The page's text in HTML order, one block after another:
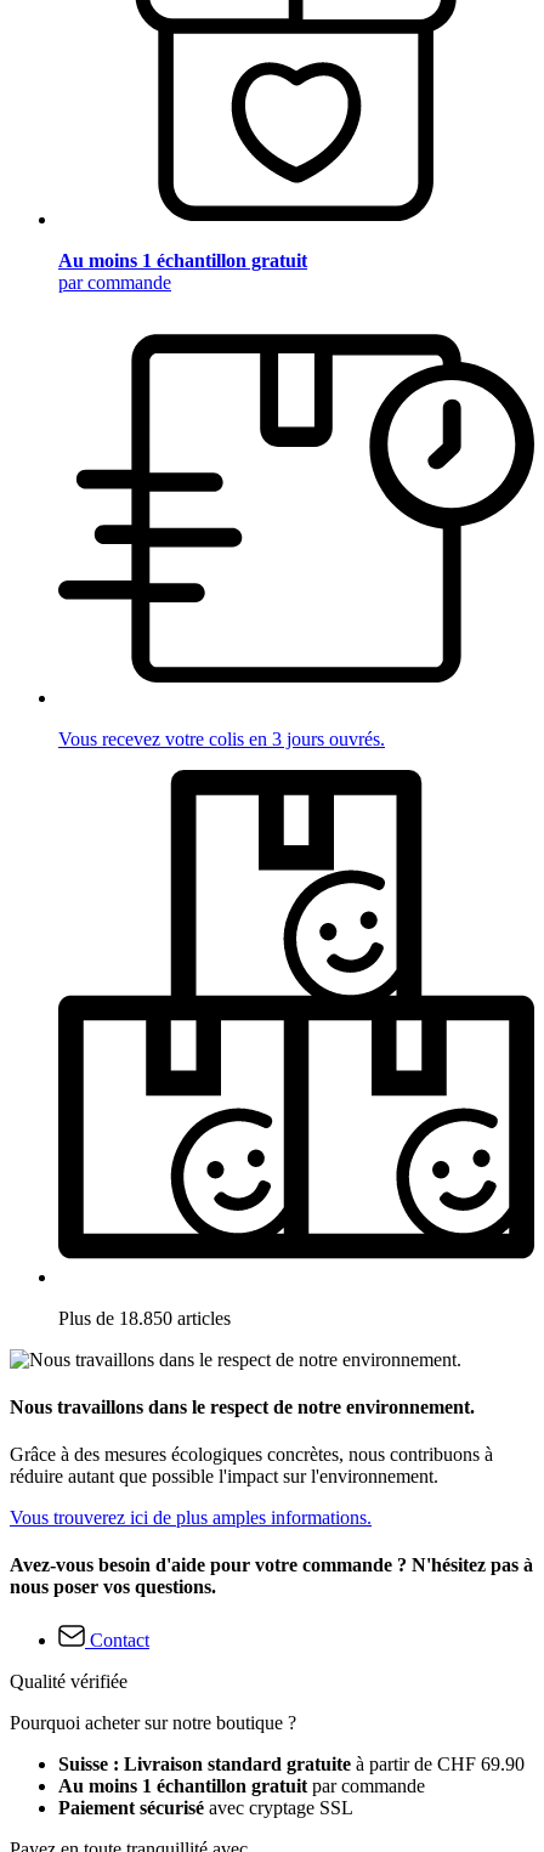
Au moins 1 échantillon gratuit
par commande
Vous recevez votre colis en 3 jours ouvrés.
Plus de 18.850 articles
Nous travaillons dans le respect de notre environnement.
Grâce à des mesures écologiques concrètes, nous contribuons à
réduire autant que possible l'impact sur l'environnement.
Vous trouverez ici de plus amples informations.
Avez-vous besoin d'aide pour votre commande ? N'hésitez pas à
nous poser vos questions.
Contact
Qualité vérifiée
Pourquoi acheter sur notre boutique ?
Suisse : Livraison standard gratuite à partir de CHF 69.90
Au moins 1 échantillon gratuit par commande
Paiement sécurisé avec cryptage SSL